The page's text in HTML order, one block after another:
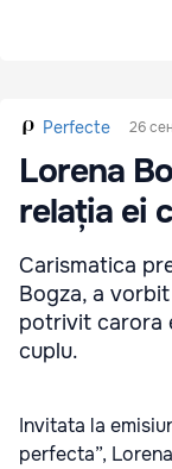
Perfecte 26
Lorena
relația ei
Carismatica
Bogza, a
potrivit carora
cuplu.
Invitata la
perfecta”,